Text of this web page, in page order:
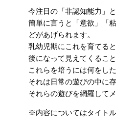
今注目の「非認知能力」と
簡単に言うと「意欲」「
どがあげられます。
乳幼児期にこれを育てる
後になって見えてくるこ
これらを培うには何をし
それは日常の遊びの中に
それらの遊びを網羅して
※内容についてはタイト